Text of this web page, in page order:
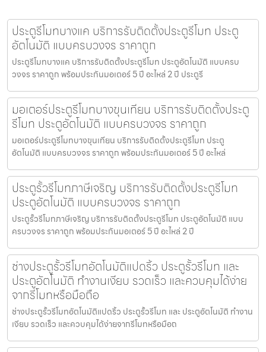
ประตูรีโมทบางแค บริการรับติดตั้งประตูรีโมท ประตู
อัตโนมัติ แบบครบวงจร ราคาถูก
ประตูรีโมทบางแค บริการรับติดตั้งประตูรีโมท ประตูอัตโนมัติ แบบครบ
วงจร ราคาถูก พร้อมประกันมอเตอร์ 5 ปี อะไหล่ 2 ปี ประตูรี
มอเตอร์ประตูรีโมทบางขุนเทียน บริการรับติดตั้งประตู
รีโมท ประตูอัตโนมัติ แบบครบวงจร ราคาถูก
มอเตอร์ประตูรีโมทบางขุนเทียน บริการรับติดตั้งประตูรีโมท ประตู
อัตโนมัติ แบบครบวงจร ราคาถูก พร้อมประกันมอเตอร์ 5 ปี อะไหล่
ประตูรั้วรีโมทภาษีเจริญ บริการรับติดตั้งประตูรีโมท
ประตูอัตโนมัติ แบบครบวงจร ราคาถูก
ประตูรั้วรีโมทภาษีเจริญ บริการรับติดตั้งประตูรีโมท ประตูอัตโนมัติ แบบ
ครบวงจร ราคาถูก พร้อมประกันมอเตอร์ 5 ปี อะไหล่ 2 ปี
ช่างประตูรั้วรีโมทอัตโนมัติแปดริ้ว ประตูรั้วรีโมท และ
ประตูอัตโนมัติ ทำงานเงียบ รวดเร็ว และควบคุมได้ง่าย
จากรีโมทหรือมือถือ
ช่างประตูรั้วรีโมทอัตโนมัติแปดริ้ว ประตูรั้วรีโมท และ ประตูอัตโนมัติ ทำงาน
เงียบ รวดเร็ว และควบคุมได้ง่ายจากรีโมทหรือมือถ